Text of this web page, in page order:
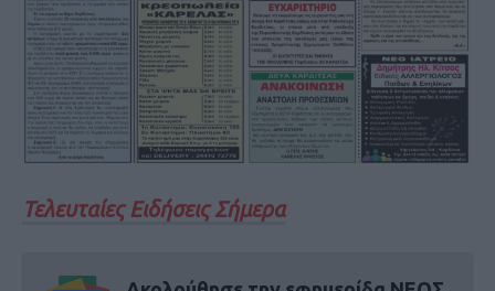
Τελευταίες Ειδήσεις Σήμερα